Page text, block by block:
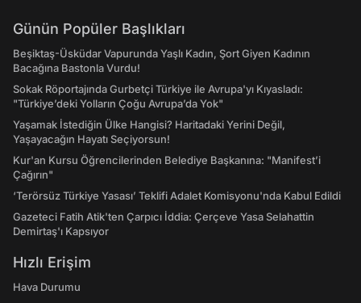
Günün Popüler Başlıkları
Beşiktaş-Üsküdar Vapurunda Yaşlı Kadın, Şort Giyen Kadının
Bacağına Bastonla Vurdu!
Sokak Röportajında Gurbetçi Türkiye ile Avrupa'yı Kıyasladı:
"Türkiye’deki Yolların Çoğu Avrupa’da Yok"
Yaşamak İstediğin Ülke Hangisi? Haritadaki Yerini Değil,
Yaşayacağın Hayatı Seçiyorsun!
Kur'an Kursu Öğrencilerinden Belediye Başkanına: "Manifest’i
Çağırın"
‘Terörsüz Türkiye Yasası’ Teklifi Adalet Komisyonu'nda Kabul Edildi
Gazeteci Fatih Atik'ten Çarpıcı İddia: Çerçeve Yasa Selahattin
Demirtaş'ı Kapsıyor
Hızlı Erişim
Hava Durumu